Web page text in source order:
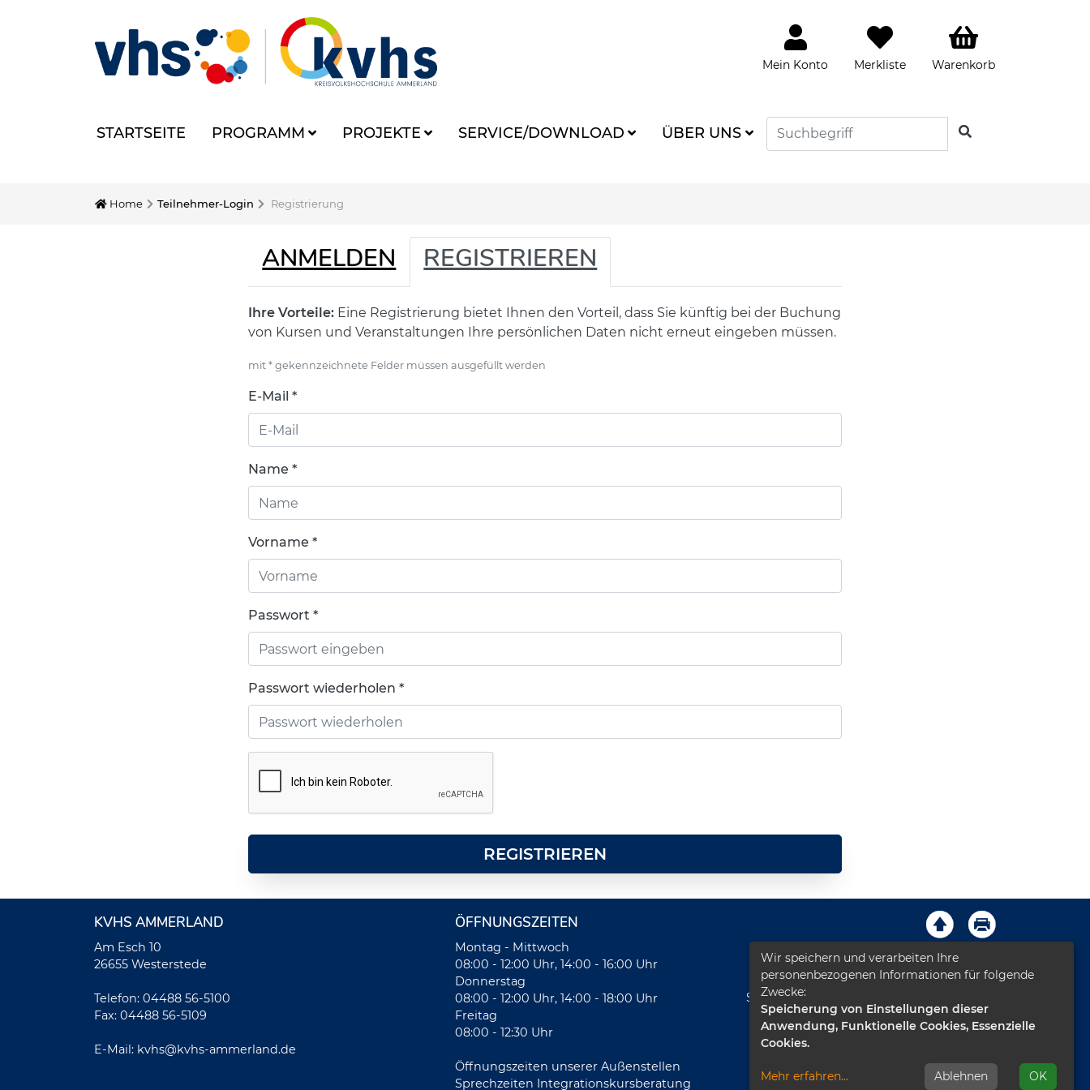
Mein Konto Merkliste Warenkorb
STARTSEITE PROGRAMM PROJEKTE SERVICE/DOWNLOAD ÜBER UNS SUCHEN
Home Teilnehmer-Login Registrierung
ANMELDEN REGISTRIEREN
Ihre Vorteile: Eine Registrierung bietet Ihnen den Vorteil, dass Sie künftig bei der Buchung
von Kursen und Veranstaltungen Ihre persönlichen Daten nicht erneut eingeben müssen.
mit * gekennzeichnete Felder müssen ausgefüllt werden
E-Mail *
Name *
Vorname *
Passwort *
Passwort wiederholen *
REGISTRIEREN
KVHS AMMERLAND
Am Esch 10
26655 Westerstede
Telefon: 04488 56-5100
Fax: 04488 56-5109
E-Mail: kvhs@kvhs-ammerland.de
ÖFFNUNGSZEITEN
Montag - Mittwoch
08:00 - 12:00 Uhr, 14:00 - 16:00 Uhr
Donnerstag
08:00 - 12:00 Uhr, 14:00 - 18:00 Uhr
Freitag
08:00 - 12:30 Uhr
Öffnungszeiten unserer Außenstellen
Sprechzeiten Integrationskursberatung
Impressum AGB Kontakt
Sitemap
Barrierefreiheitserklärung
Wir speichern und verarbeiten Ihre
personenbezogenen Informationen für folgende
Zwecke:
Speicherung von Einstellungen dieser
Anwendung, Funktionelle Cookies, Essenzielle
Cookies.
Mehr erfahren... Ablehnen OK